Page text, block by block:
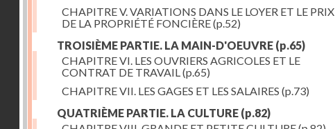
CHAPITRE V. VARIATIONS DANS LE LOYER ET LE PRIX
DE LA PROPRIÉTÉ FONCIÈRE(p.52)
TROISIÈME PARTIE. LA MAIN-D'OEUVRE (p.65)
CHAPITRE VI. LES OUVRIERS AGRICOLES ET LE
CONTRAT DE TRAVAIL(p.65)
CHAPITRE VII. LES GAGES ET LES SALAIRES (p.73)
QUATRIÈME PARTIE. LA CULTURE (p.82)